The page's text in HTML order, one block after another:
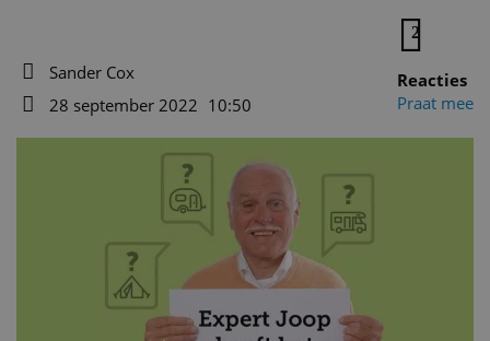
Auteur
Sander Cox
28 september 2022 10:50
2
Reacties
Praat mee